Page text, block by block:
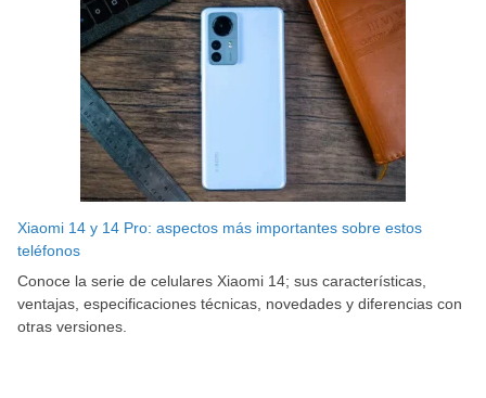
Xiaomi 14 y 14 Pro: aspectos más importantes sobre estos
teléfonos
Conoce la serie de celulares Xiaomi 14; sus características,
ventajas, especificaciones técnicas, novedades y diferencias con
otras versiones.